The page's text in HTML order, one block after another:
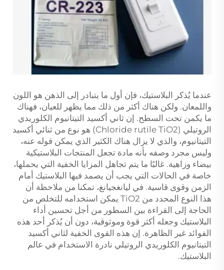
عندما يُذكر البلاستيك، فإن أول ما يتبادر إلى الذهن هو اللون
واللمعان. ولكن هناك أكثر من ذلك مما يظهر للعيان، فهناك
ما يكمن تحت السطح. إن ثاني أكسيد التيتانيوم الكلوريدي
الروتيلي (Chloride rutile TiO2) هو نوع من ثنائي أكسيد
التيتانيوم، والذي لا يزال هناك الكثير الذي يمكن قوله عنه،
وليس مجرد وصفه بأنه مادة تجعل المنتجات البلاستيكية
بيضاء وزاهية. غالبًا ما يتم تجاهل المزايا الخفية التي يحملها،
خاصة في الحالات التي يجب أن يصمد فيها البلاستيك أمام
الزمن وقوى قاسية. في ليانغجيانغ، تمكنا من ملاحظة أن
هذا النوع المحدد من TiO2 يمكن استخدامه للتخلص من
الحاجة إلى القراءة بين السطور من أجل تحسين أداء
البلاستيك وجعله أكثر قوة وموثوقية، دون أن يُذكر أحد هذه
الفوائد غير الظاهرة. إن هذه القوى الخفية لثاني أكسيد
التيتانيوم الكلوريدي الروتيلي نادرة الاستخدام في عالم
البلاستيك.